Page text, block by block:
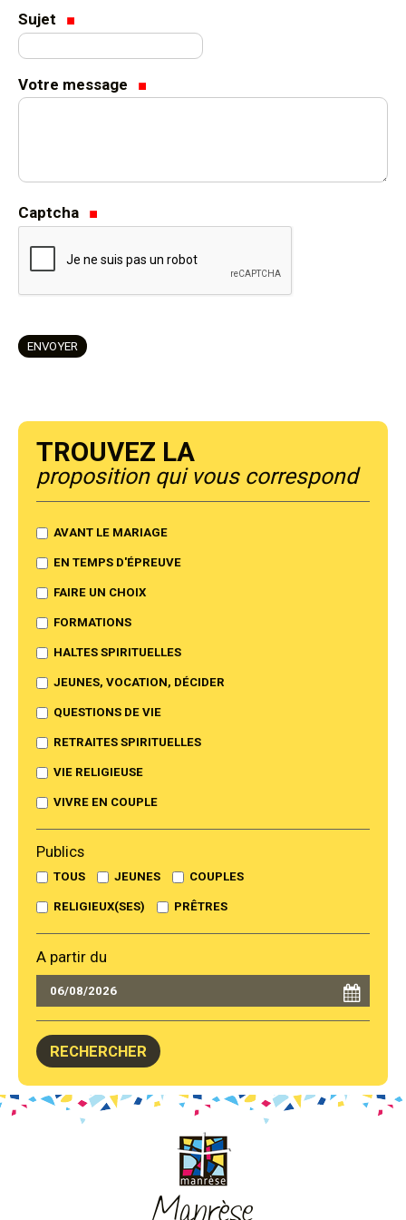
Sujet
Votre message
Captcha
Trouvez la
proposition qui vous correspond
AVANT LE MARIAGE
EN TEMPS D'ÉPREUVE
FAIRE UN CHOIX
FORMATIONS
HALTES SPIRITUELLES
JEUNES, VOCATION, DÉCIDER
QUESTIONS DE VIE
RETRAITES SPIRITUELLES
VIE RELIGIEUSE
VIVRE EN COUPLE
Publics
TOUS JEUNES COUPLES
RELIGIEUX(SES) PRÊTRES
A partir du